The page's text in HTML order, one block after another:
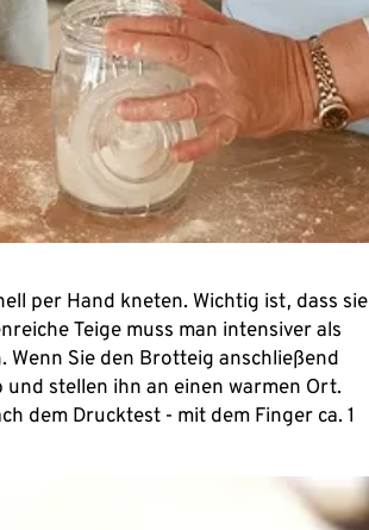
per Hand kneten. Wichtig ist, dass sie
Teige muss man intensiver als
Sie den Brotteig anschließend
stellen ihn an einen warmen Ort.
dem Drucktest - mit dem Finger ca. 1